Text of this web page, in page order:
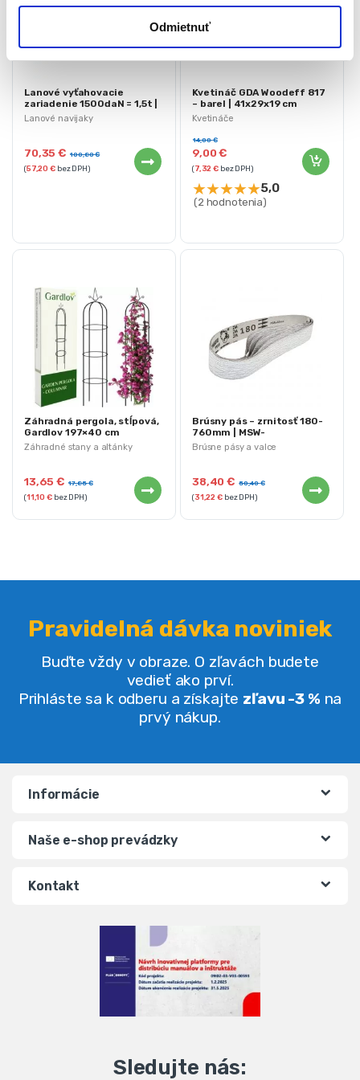
Odmietnuť
Lanové navijaky
Lanové vyťahovacie
zariadenie 1500daN = 1,5t |
YT-5914
70,35€ 100,80€
(57,20€bez DPH)
Kvetináče
Kvetináč GDA Woodeff 817
– barel | 41x29x19 cm
9,00€
14,00€
(7,32€ bez DPH)
★★★★★5,0
(2 hodnotenia)
Záhradné stany a altánky
Záhradná pergola, stĺpová,
Gardlov 197×40 cm
13,65€ 17,85€
(11,10€bez DPH)
Brúsne pásy a valce
Brúsny pás – zrnitosť 180-
760mm | MSW-
AOBELTS476-180
38,40€ 50,40€
(31,22€bez DPH)
Pravidelná dávka noviniek
Buďte vždy v obraze. O zľavách budete
vedieť ako prví.
Prihláste sa k odberu a získajte zľavu -3 % na
prvý nákup.
Informácie
Naše e-shop prevádzky
Kontakt